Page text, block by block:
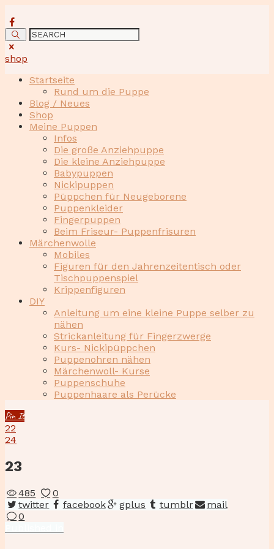
shop
Startseite
Rund um die Puppe
Blog / Neues
Shop
Meine Puppen
Infos
Die große Anziehpuppe
Die kleine Anziehpuppe
Babypuppen
Nickipuppen
Püppchen für Neugeborene
Puppenkleider
Fingerpuppen
Beim Friseur- Puppenfrisuren
Märchenwolle
Mobiles
Figuren für den Jahrenzeitentisch oder
Tischpuppenspiel
Krippenfiguren
DIY
Anleitung um eine kleine Puppe selber zu
nähen
Strickanleitung für Fingerzwerge
Kurs- Nickipüppchen
Puppenohren nähen
Märchenwoll- Kurse
Puppenschuhe
Puppenhaare als Perücke
Pin It
22
24
23
485
0
twitter
facebook gplus tumblr
mail
0
Beitragsnavigation